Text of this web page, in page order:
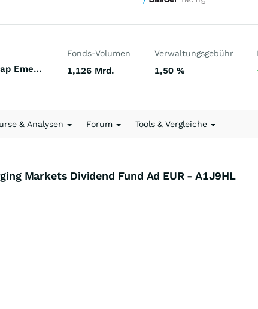
Aktienfonds All Cap Emerging Markets
Fonds-Volumen
1,126 Mrd.
Verwaltungsgebühr
1,50 %
& Analysen Forum Tools & Vergleiche
Markets Dividend Fund Ad EUR - A1J9HL